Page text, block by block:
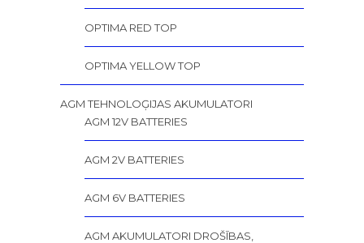
OPTIMA RED TOP
OPTIMA YELLOW TOP
AGM TEHNOLOĢIJAS AKUMULATORI
AGM 12V BATTERIES
AGM 2V BATTERIES
AGM 6V BATTERIES
AGM AKUMULATORI DROŠĪBAS,